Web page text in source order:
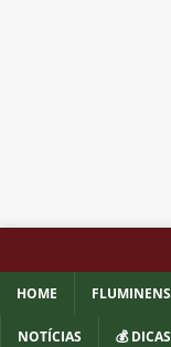
HOME
NOTÍCIAS 💰